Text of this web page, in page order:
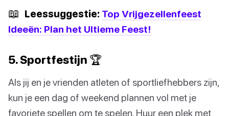
📖 Leessuggestie: Top Vrijgezellenfeest
Ideeën: Plan het Ultieme Feest!
5. Sportfestijn 🏆
Als jij en je vrienden atleten of sportliefhebbers zijn,
kun je een dag of weekend plannen vol met je
favoriete spellen om te spelen. Huur een plek met